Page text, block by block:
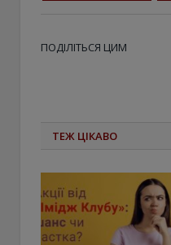
ПОДІЛІТЬСЯ ЦИМ
ТЕЖ ЦІКАВО